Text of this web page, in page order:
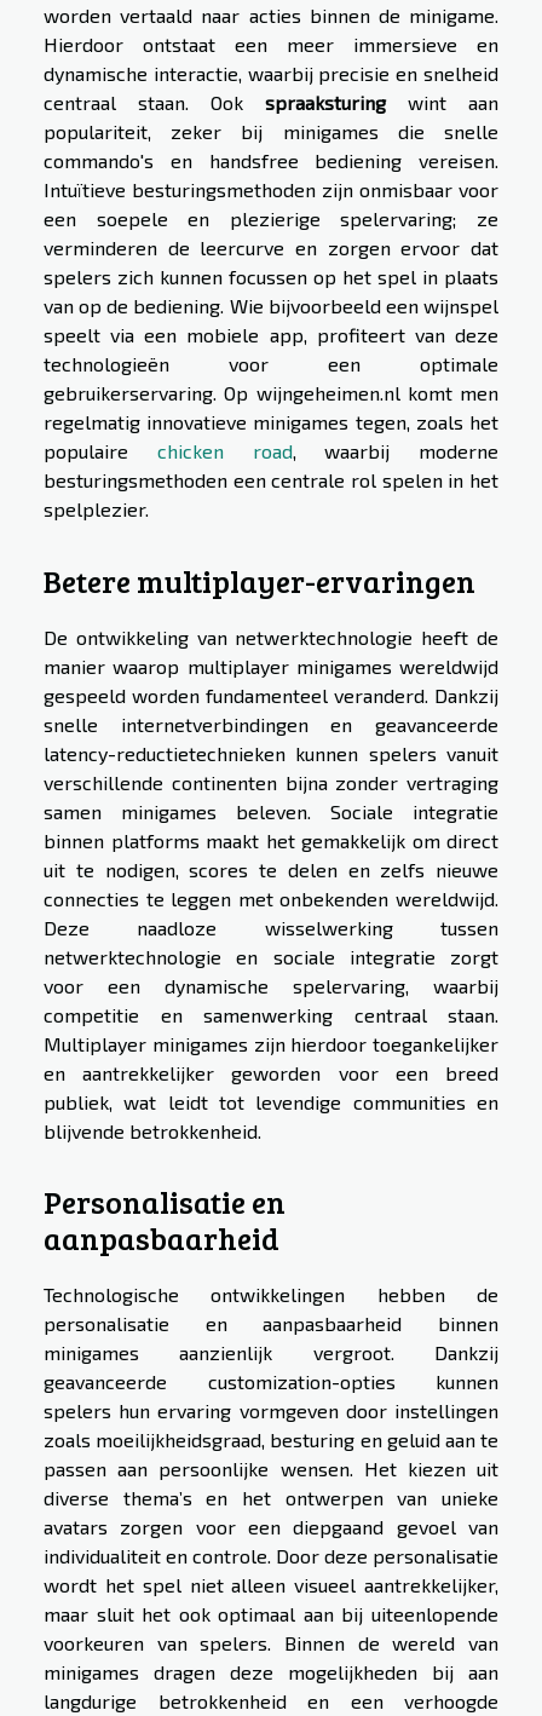
worden vertaald naar acties binnen de minigame.
Hierdoor ontstaat een meer immersieve en
dynamische interactie, waarbij precisie en snelheid
centraal staan. Ook spraaksturingwint aan
populariteit, zeker bij minigames die snelle
commando's en handsfree bediening vereisen.
Intuïtieve besturingsmethoden zijn onmisbaar voor
een soepele en plezierige spelervaring; ze
verminderen de leercurve en zorgen ervoor dat
spelers zich kunnen focussen op het spel in plaats
van op de bediening. Wie bijvoorbeeld een wijnspel
speelt via een mobiele app, profiteert van deze
technologieën voor een optimale
gebruikerservaring. Op wijngeheimen.nl komt men
regelmatig innovatieve minigames tegen, zoals het
populaire chicken road, waarbij moderne
besturingsmethoden een centrale rol spelen in het
spelplezier.
Betere multiplayer-ervaringen
De ontwikkeling van netwerktechnologie heeft de
manier waarop multiplayer minigames wereldwijd
gespeeld worden fundamenteel veranderd. Dankzij
snelle internetverbindingen en geavanceerde
latency-reductietechnieken kunnen spelers vanuit
verschillende continenten bijna zonder vertraging
samen minigames beleven. Sociale integratie
binnen platforms maakt het gemakkelijk om direct
uit te nodigen, scores te delen en zelfs nieuwe
connecties te leggen met onbekenden wereldwijd.
Deze naadloze wisselwerking tussen
netwerktechnologie en sociale integratie zorgt
voor een dynamische spelervaring, waarbij
competitie en samenwerking centraal staan.
Multiplayer minigames zijn hierdoor toegankelijker
en aantrekkelijker geworden voor een breed
publiek, wat leidt tot levendige communities en
blijvende betrokkenheid.
Personalisatie en
aanpasbaarheid
Technologische ontwikkelingen hebben de
personalisatie en aanpasbaarheid binnen
minigames aanzienlijk vergroot. Dankzij
geavanceerde customization-opties kunnen
spelers hun ervaring vormgeven door instellingen
zoals moeilijkheidsgraad, besturing en geluid aan te
passen aan persoonlijke wensen. Het kiezen uit
diverse thema’s en het ontwerpen van unieke
avatars zorgen voor een diepgaand gevoel van
individualiteit en controle. Door deze personalisatie
wordt het spel niet alleen visueel aantrekkelijker,
maar sluit het ook optimaal aan bij uiteenlopende
voorkeuren van spelers. Binnen de wereld van
minigames dragen deze mogelijkheden bij aan
langdurige betrokkenheid en een verhoogde